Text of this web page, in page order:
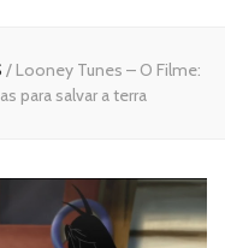
/ Looney Tunes – O Filme:
para salvar a terra